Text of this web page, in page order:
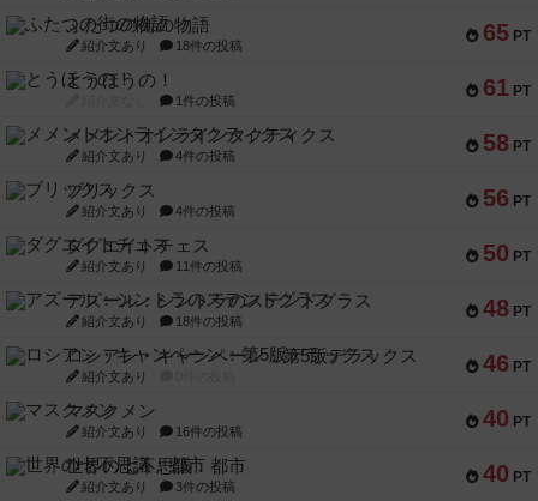
65 PT
ふたつの街の物語
紹介文あり 18件の投稿
61 PT
とうほうの！
1件の投稿
58 PT
メメントオンラインタクティクス
紹介文あり 4件の投稿
56 PT
ブリックス
紹介文あり 4件の投稿
50 PT
ダグエイトチェス
紹介文あり 11件の投稿
48 PT
アズール：シントラのステンドグラス
紹介文あり 18件の投稿
46 PT
ロシアン・キャンペーン：第5版デラックス
紹介文あり
40 PT
マスクメン
紹介文あり 16件の投稿
40 PT
世界の七不思議：都市
紹介文あり 3件の投稿